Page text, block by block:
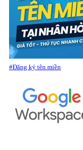
#Đăng ký tên miền